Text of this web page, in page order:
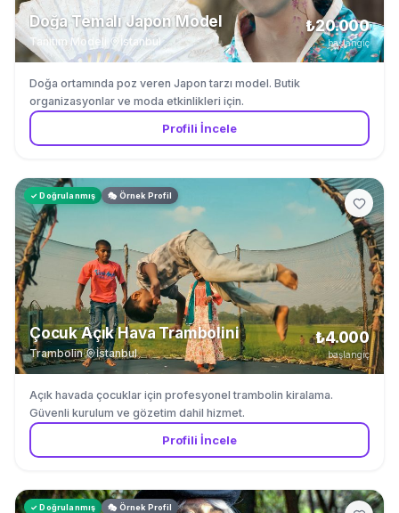
Doğa Temalı Japon Model
Tanıtım Modeli İstanbul
₺20.000
başlangıç
Doğa ortamında poz veren Japon tarzı model. Butik
organizasyonlar ve moda etkinlikleri için.
Profili İncele
✓ Doğrulanmış 🎭 Örnek Profil
Çocuk Açık Hava Trambolini
Trambolin· İstanbul
₺4.000
başlangıç
Açık havada çocuklar için profesyonel trambolin kiralama.
Güvenli kurulum ve gözetim dahil hizmet.
Profili İncele
✓ Doğrulanmış 🎭 Örnek Profil